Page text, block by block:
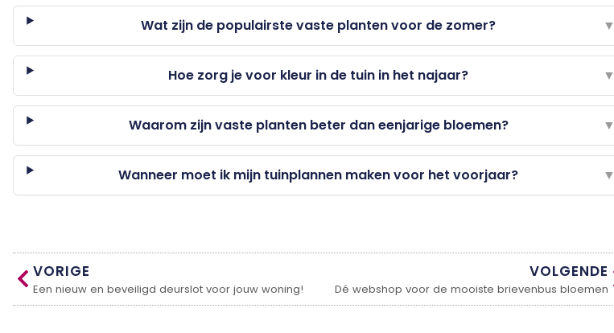
Wat zijn de populairste vaste planten voor de zomer? ▼
Hoe zorg je voor kleur in de tuin in het najaar? ▼
Waarom zijn vaste planten beter dan eenjarige bloemen? ▼
Wanneer moet ik mijn tuinplannen maken voor het voorjaar? ▼
VORIGE
Een nieuw en beveiligd deurslot voor jouw woning!
VOLGENDE
Dé webshop voor de mooiste brievenbus bloemen